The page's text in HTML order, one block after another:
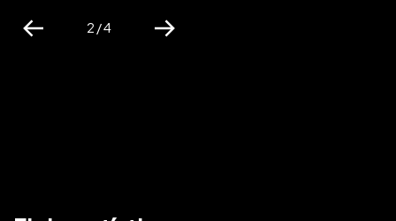
Previous
2 / 4 Next